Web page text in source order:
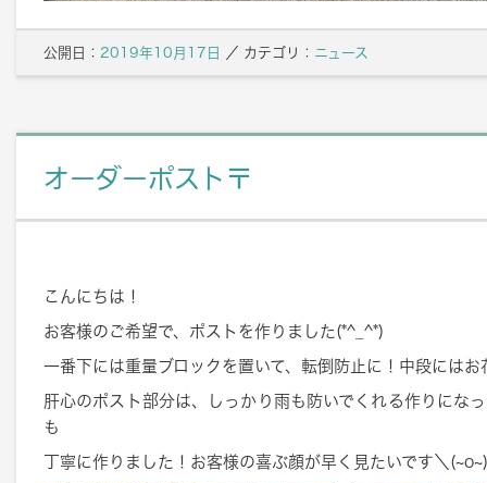
公開日： 2019年10月17日 ／ カテゴリ： ニュース
オーダーポスト〒
こんにちは！
お客様のご希望で、ポストを作りました(*^_^*)
一番下には重量ブロックを置いて、転倒防止に！中段には
肝心のポスト部分は、しっかり雨も防いでくれる作りにな
も
丁寧に作りました！お客様の喜ぶ顔が早く見たいです＼